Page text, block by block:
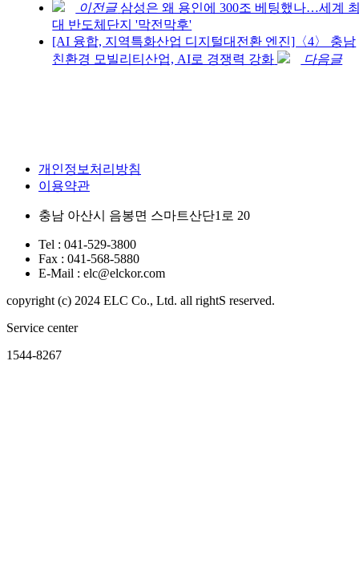
이전글 삼성은 왜 용인에 300조 베팅했나…세계
대 반도체단지 '막전막후'
[AI 융합, 지역특화산업 디지털대전환 엔진]〈4〉 충남
친환경 모빌리티산업, AI로 경쟁력 강화
다음글
개인정보처리방침
이용약관
충남 아산시 음봉면 스마트산단1로 20
Tel : 041-529-3800
Fax : 041-568-5880
E-Mail : elc@elckor.com
copyright (c) 2024 ELC Co., Ltd. all rightS reserved.
Service center
1544-8267